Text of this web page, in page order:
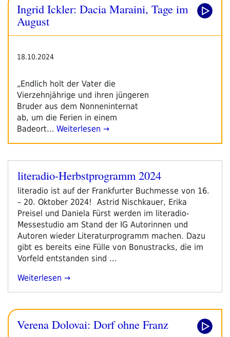
Ingrid Ickler: Dacia Maraini, Tage im
August
18.10.2024
„Endlich holt der Vater die
Vierzehnjährige und ihren jüngeren
Bruder aus dem Nonneninternat
ab, um die Ferien in einem
Badeort… Weiterlesen →
Veröffentlicht
literadio-Herbstprogramm 2024
literadio ist auf der Frankfurter Buchmesse von 16.
– 20. Oktober 2024! Astrid Nischkauer, Erika
Preisel und Daniela Fürst werden im literadio-
Messestudio am Stand der IG Autorinnen und
Autoren wieder Literaturprogramm machen. Dazu
gibt es bereits eine Fülle von Bonustracks, die im
Vorfeld entstanden sind …
„literadio-
Weiterlesen
Verena Dolovai: Dorf ohne Franz